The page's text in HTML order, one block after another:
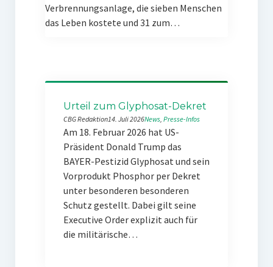
Verbrennungsanlage, die sieben Menschen
das Leben kostete und 31 zum…
Urteil zum Glyphosat-Dekret
CBG Redaktion14. Juli 2026News, Presse-Infos
Am 18. Februar 2026 hat US-
Präsident Donald Trump das
BAYER-Pestizid Glyphosat und sein
Vorprodukt Phosphor per Dekret
unter besonderen besonderen
Schutz gestellt. Dabei gilt seine
Executive Order explizit auch für
die militärische…